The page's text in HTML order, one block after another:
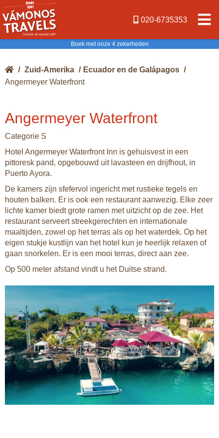
020-6735353
Boek met onze 4 zekerheden
/ Zuid-Amerika / Ecuador en de Galápagos /
Angermeyer Waterfront
Angermeyer Waterfront
Categorie S
Hotel Angermeyer Waterfront Inn is gehuisvest in een
pittoresk pand, opgebouwd uit lavasteen en drijfhout, in
Puerto Ayora.
De kamers zijn sfefervol ingericht met rustieke tegels en
houten balken. Er is ook een restaurant aanwezig. Elke zeer
lichte kamer biedt grote ramen met uitzicht op de zee. Het
restaurant serveert streekgerechten en internationale
maaltijden, zowel op het terras als op het waterdek. Op het
eigen stukje kustlijn van het hotel kun je heerlijk relaxen of
gaan snorkelen. Er is een mooi terras, direct aan zee.
Op 500 meter afstand vindt u het Duitse strand.